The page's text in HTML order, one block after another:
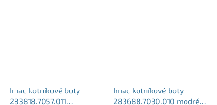
Imac kotníkové boty
283818.7057.011
Imac kotníkové boty
283688.7030.010 modré/